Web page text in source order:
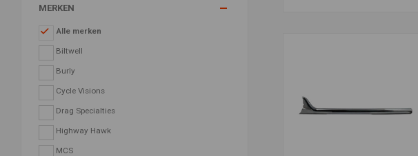
MERKEN
Alle merken
Biltwell
Burly
Cycle Visions
Drag Specialties
Highway Hawk
MCS